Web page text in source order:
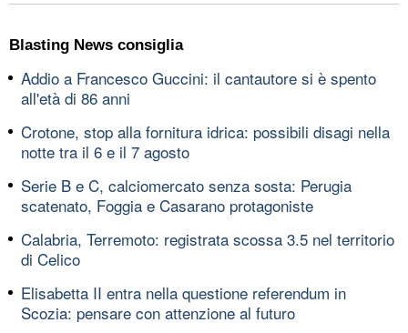
Blasting News consiglia
Addio a Francesco Guccini: il cantautore si è spento
all'età di 86 anni
Crotone, stop alla fornitura idrica: possibili disagi nella
notte tra il 6 e il 7 agosto
Serie B e C, calciomercato senza sosta: Perugia
scatenato, Foggia e Casarano protagoniste
Calabria, Terremoto: registrata scossa 3.5 nel territorio
di Celico
Elisabetta II entra nella questione referendum in
Scozia: pensare con attenzione al futuro